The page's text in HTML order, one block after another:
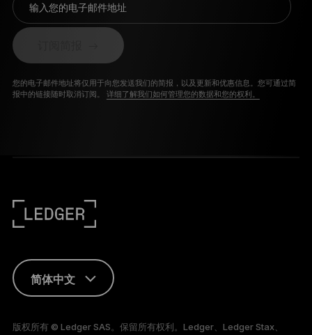
输入您的电子邮件地址
您的电子邮件地址将仅用于向您发送我们的简报，以及更新和优惠信息。您可通过简
报中的链接随时取消订阅。 详细了解我们如何管理您的数据和您的权利。
简体中文
版权所有 © Ledger SAS。保留所有权利。Ledger、Ledger Stax、